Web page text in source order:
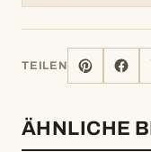
TEILEN
PINTEREST
ÄHNLICHE